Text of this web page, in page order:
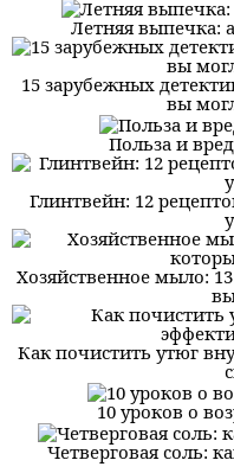
Летняя выпечка:
15 зарубежных
вы
Польза и
Глинтвейн: 12
Хозяйственное мыло:
Как почистить утюг
10 уроков о
Четверговая соль: